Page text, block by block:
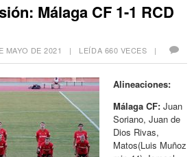
Málaga CF 1-1 RCD
MAYO DE 2021 | LEÍDA 660 VECES |
Alineaciones:
Málaga CF: Juan
Soriano, Juan de
Dios Rivas,
Matos(Luis Muñoz